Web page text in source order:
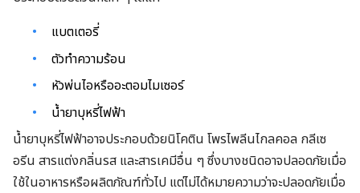
แบตเตอรี่
ตัวทำความร้อน
หัวพ่นไอหรืออะตอมไมเซอร์
น้ำยาบุหรี่ไฟฟ้า
น้ำยาบุหรี่ไฟฟ้าอาจประกอบด้วยนิโคติน โพรไพลีนไกลคอล กลีเซ
อรีน สารแต่งกลิ่นรส และสารเคมีอื่น ๆ ซึ่งบางชนิดอาจปลอดภัยเมื่อ
ใช้ในอาหารหรือผลิตภัณฑ์ทั่วไป แต่ไม่ได้หมายความว่าจะปลอดภัยเมื่อ